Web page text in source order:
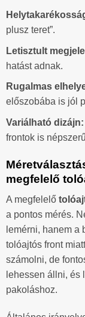
plusz teret”.
Letisztult
hatást adnak.
Rugalmas
előszobába is jól
Variálható dizájn:
frontok is
megfelelő
A megfelelő
a pontos mérés.
lemérni, hanem a
tolóajtós front
számolni, de
lehessen állni, és
pakoláshoz.